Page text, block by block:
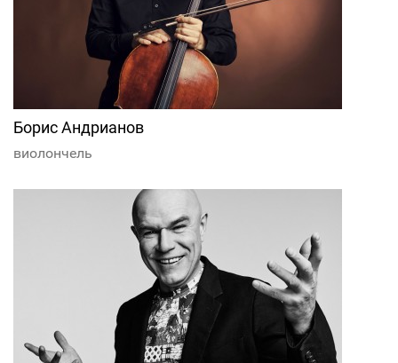
Борис Андрианов
виолончель